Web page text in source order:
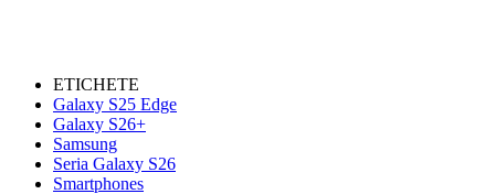
ETICHETE
Galaxy S25 Edge
Galaxy S26+
Samsung
Seria Galaxy S26
Smartphones